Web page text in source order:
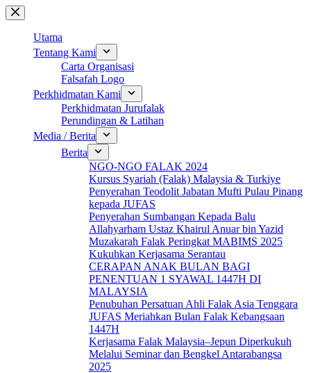
Skip
to
contentUtama
Tentang Kami
Carta Organisasi
Falsafah Logo
Perkhidmatan Kami
Perkhidmatan Jurufalak
Perundingan & Latihan
Media / Berita
Berita
NGO-NGO FALAK 2024
Kursus Syariah (Falak) Malaysia & Turkiye
Penyerahan Teodolit Jabatan Mufti Pulau Pinang
kepada JUFAS
Penyerahan Sumbangan Kepada Balu
Allahyarham Ustaz Khairul Anuar bin Yazid
Muzakarah Falak Peringkat MABIMS 2025
Kukuhkan Kerjasama Serantau
CERAPAN ANAK BULAN BAGI
PENENTUAN 1 SYAWAL 1447H DI
MALAYSIA
Penubuhan Persatuan Ahli Falak Asia Tenggara
JUFAS Meriahkan Bulan Falak Kebangsaan
1447H
Kerjasama Falak Malaysia–Jepun Diperkukuh
Melalui Seminar dan Bengkel Antarabangsa
2025